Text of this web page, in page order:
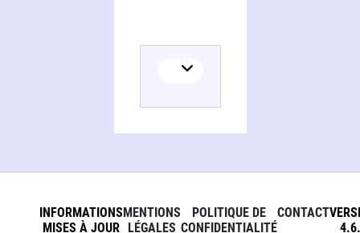
INFORMATIONS
MISES À JOUR
MENTIONS
LÉGALES
POLITIQUE DE
CONFIDENTIALITÉ
CONTACT